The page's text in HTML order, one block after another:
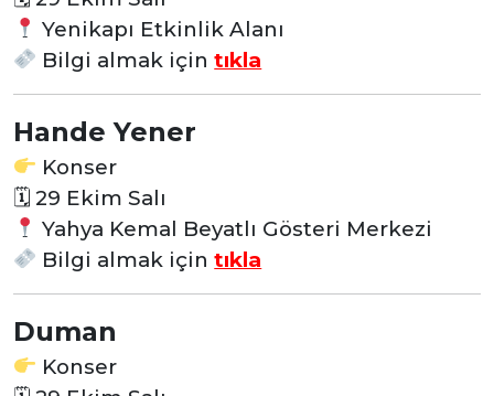
Yenikapı Etkinlik Alanı
Bilgi almak için tıkla
Hande Yener
Konser
🗓 29 Ekim Salı
Yahya Kemal Beyatlı Gösteri Merkezi
Bilgi almak için tıkla
Duman
Konser